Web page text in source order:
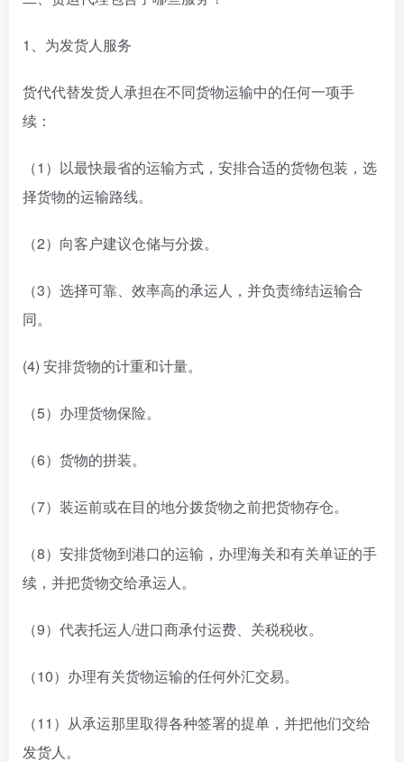
1、为发货人服务
货代代替发货人承担在不同货物运输中的任何一项手
续：
（1）以最快最省的运输方式，安排合适的货物包装，选
择货物的运输路线。
（2）向客户建议仓储与分拨。
（3）选择可靠、效率高的承运人，并负责缔结运输合
同。
(4) 安排货物的计重和计量。
（5）办理货物保险。
（6）货物的拼装。
（7）装运前或在目的地分拨货物之前把货物存仓。
（8）安排货物到港口的运输，办理海关和有关单证的手
续，并把货物交给承运人。
（9）代表托运人/进口商承付运费、关税税收。
（10）办理有关货物运输的任何外汇交易。
（11）从承运那里取得各种签署的提单，并把他们交给
发货人。